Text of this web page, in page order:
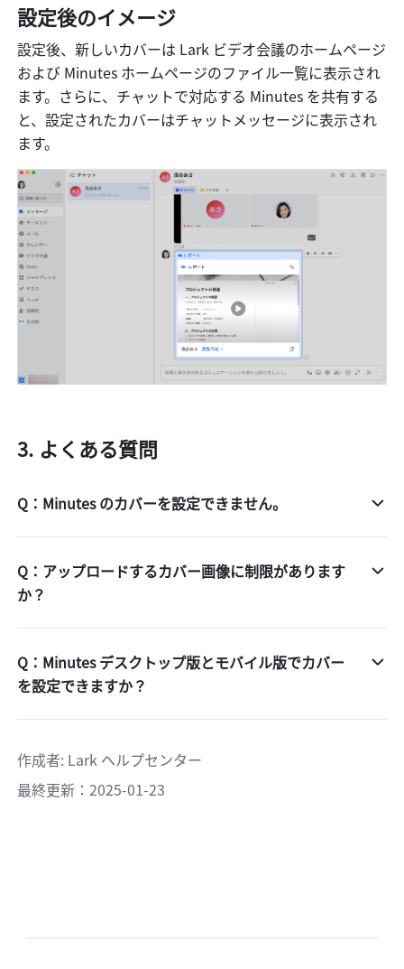
設定後のイメージ
設定後、新しいカバーは Lark ビデオ会議のホームページ
および Minutes ホームページのファイル一覧に表示され
ます。さらに、チャットで対応する Minutes を共有する
と、設定されたカバーはチャットメッセージに表示され
ます。
よくある質問
Q：Minutes のカバーを設定できません。
Q：アップロードするカバー画像に制限があります
か？
Q：Minutes デスクトップ版とモバイル版でカバー
を設定できますか？
作成者: Lark ヘルプセンター
最終更新：2025-01-23